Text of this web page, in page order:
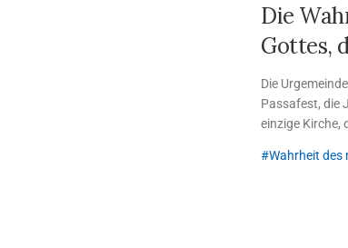
Die
Gottes,
Die
Passafest, die
einzige Kirche,
Wahrheit des